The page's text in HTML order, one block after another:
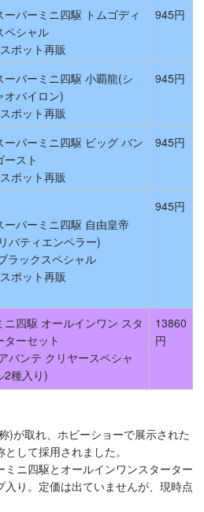
ーパーミニ四駆 トムゴディ
ペシャル
ポット再販
945円
ーパーミニ四駆 小覇龍(シ
オバイロン)
ポット再販
945円
ーパーミニ四駆 ビッグ バン
ースト
ポット再販
945円
ーパーミニ四駆 自由皇帝
バティエンペラー)
ラックスペシャル
ポット再販
945円
ニ四駆 オールインワン スタ
ターセット
バンテ クリヤースペシャ
2種入り)
13860
円
)が取れ、ホビーショーで展示された
して採用されました。
ミニ四駆とオールインワンスターター
り。定価は出ていませんが、現時点